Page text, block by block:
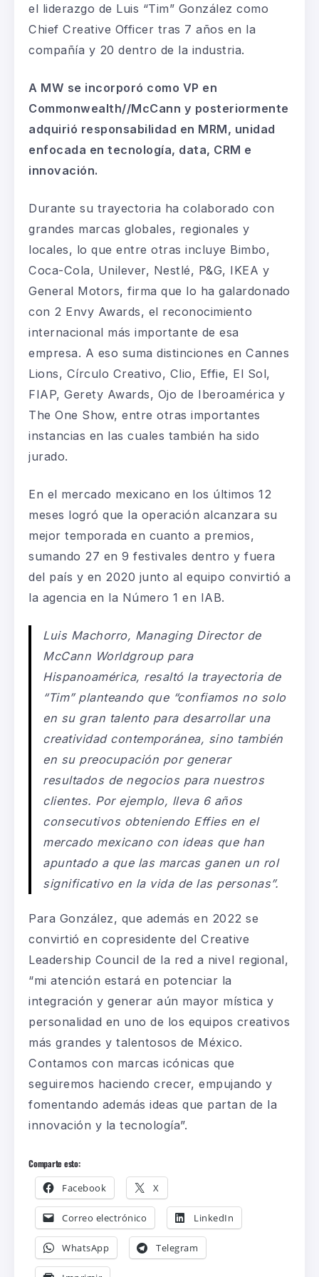
el liderazgo de Luis “Tim” González como
Chief Creative Officer tras 7 años en la
compañía y 20 dentro de la industria.
A MW se incorporó como VP en
Commonwealth//McCann y posteriormente
adquirió responsabilidad en MRM, unidad
enfocada en tecnología, data, CRM e
innovación.
Durante su trayectoria ha colaborado con
grandes marcas globales, regionales y
locales, lo que entre otras incluye Bimbo,
Coca-Cola, Unilever, Nestlé, P&G, IKEA y
General Motors, firma que lo ha galardonado
con 2 Envy Awards, el reconocimiento
internacional más importante de esa
empresa. A eso suma distinciones en Cannes
Lions, Círculo Creativo, Clio, Effie, El Sol,
FIAP, Gerety Awards, Ojo de Iberoamérica y
The One Show, entre otras importantes
instancias en las cuales también ha sido
jurado.
En el mercado mexicano en los últimos 12
meses logró que la operación alcanzara su
mejor temporada en cuanto a premios,
sumando 27 en 9 festivales dentro y fuera
del país y en 2020 junto al equipo convirtió a
la agencia en la Número 1 en IAB.
Luis Machorro, Managing Director de
McCann Worldgroup para
Hispanoamérica, resaltó la trayectoria de
“Tim” planteando que “confiamos no solo
en su gran talento para desarrollar una
creatividad contemporánea, sino también
en su preocupación por generar
resultados de negocios para nuestros
clientes. Por ejemplo, lleva 6 años
consecutivos obteniendo Effies en el
mercado mexicano con ideas que han
apuntado a que las marcas ganen un rol
significativo en la vida de las personas”.
Para González, que además en 2022 se
convirtió en copresidente del Creative
Leadership Council de la red a nivel regional,
“mi atención estará en potenciar la
integración y generar aún mayor mística y
personalidad en uno de los equipos creativos
más grandes y talentosos de México.
Contamos con marcas icónicas que
seguiremos haciendo crecer, empujando y
fomentando además ideas que partan de la
innovación y la tecnología”.
Comparte esto:
Facebook X
Correo electrónico LinkedIn
WhatsApp Telegram